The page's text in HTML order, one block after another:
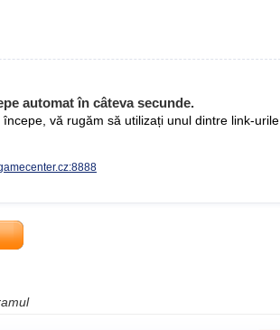
automat în câteva secunde.
vă rugăm să utilizați unul dintre link-urile